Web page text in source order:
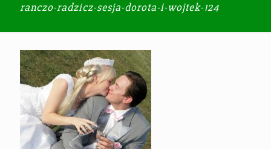
ranczo-radzicz-sesja-dorota-i-wojtek-124